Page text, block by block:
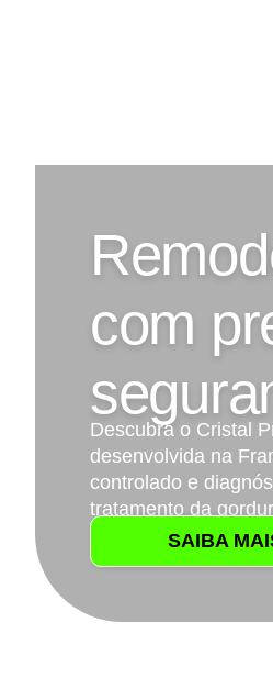
com
Descubra o Cristal
desenvolvida na
controlado e
tratamento da
SAIBA